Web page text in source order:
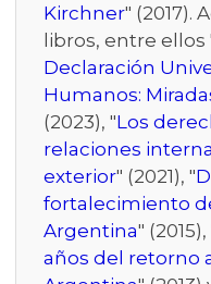
Kirchner" (2017).
libros, entre ellos
Declaración
Humanos:
(2023), "Los
relaciones
exterior" (2021), "
fortalecimiento
Argentina" (2015),
años del retorno